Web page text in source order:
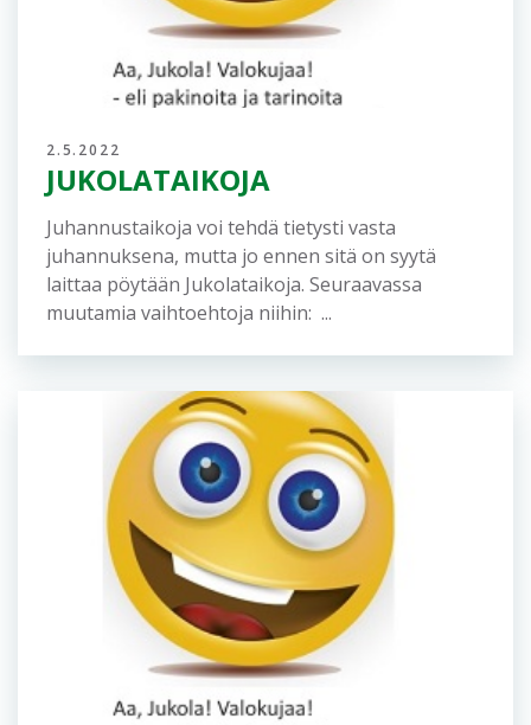
3.7.2022
Elmo, suunnistaja
Näiltä Suomen synkeiltä salomailta,
läpipääsemättömien puronvarsipajukoiden
vieriltä, läpi rosoisten kivikoiden ja yli
ylipääsemättömien jyrkänneseinämien on
mieliimme suunnistanut Elmo, tuo
viikinkivertakin...